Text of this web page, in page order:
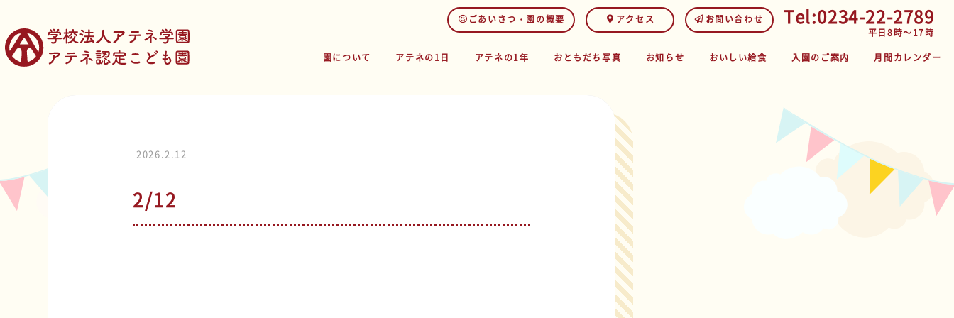
ごあいさつ・園の概要 アクセス お問い合わせ Tel:0234-22-2789
平日8時～17時
園について
アテネの1日 アテネの1年 おともだち写真 お知らせ おいしい給食 入園のご案内 月間カレンダー
2026.2.12
2/12